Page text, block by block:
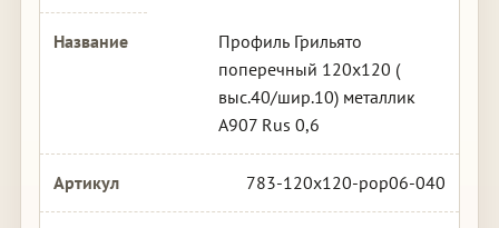
Профиль Грильято
поперечный 120х120 (
выс.40/шир.10) металлик
А907 Rus 0,6
783-120x120-pop06-040